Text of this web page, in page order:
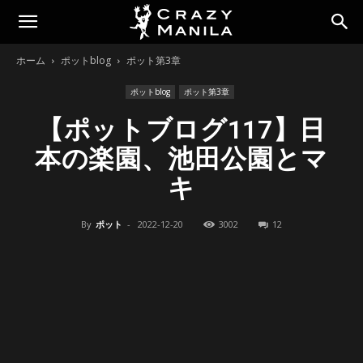
ホーム ポットblog ポット第3章
ポットblog ポット第3章
【ポットブログ117】日
本の楽園、池田公園とマ
キ
By ポット - 2022-12-20 3002 12